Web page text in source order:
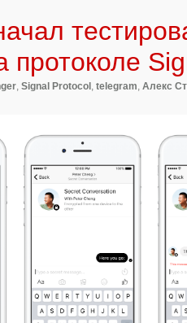
, Signal Protocol , telegram, Алекс